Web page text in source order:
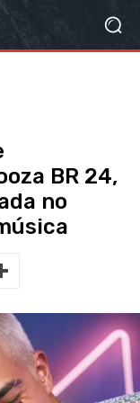
BR 24,
no